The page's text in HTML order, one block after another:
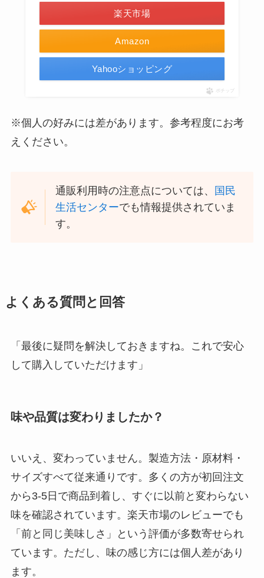
Amazon
楽天市場
Yahooショッピング
ポチップ
※個人の好みには差があります。参考程度にお考
えください。
通販利用時の注意点については、
国民
生活センターでも情報提供されていま
す。
よくある質問と回答
「最後に疑問を解決しておきますね。これで安心
して購入していただけます」
味や品質は変わりましたか？
いいえ、変わっていません。製造方法・原材料・
サイズすべて従来通りです。多くの方が初回注文
から3-5日で商品到着し、すぐに以前と変わらない
味を確認されています。楽天市場のレビューでも
「前と同じ美味しさ」という評価が多数寄せられ
ています。ただし、味の感じ方には個人差があり
ます。